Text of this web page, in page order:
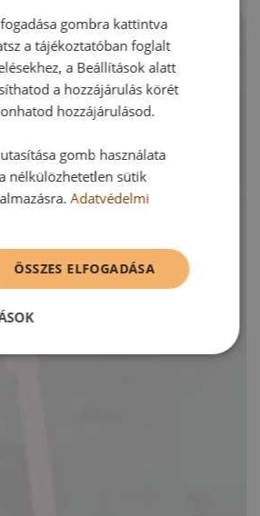
gombra kattintva
a tájékoztatóban foglalt
a Beállítások alatt
a hozzájárulás körét
hozzájárulásod.
gomb használata
nélkülözhetetlen sütik
Adatvédelmi
ÖSSZES ELFOGADÁSA